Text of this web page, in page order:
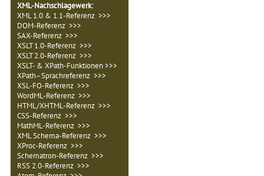
XML-Nachschlagewerk:
XML 1.0 & 1.1-Referenz >>>
DOM-Referenz >>>
SAX-Referenz >>>
XSLT 1.0-Referenz >>>
XSLT 2.0-Referenz >>>
XSLT- & XPath-Funktionen >>>
XPath–Sprachreferenz >>>
XSL-FO-Referenz >>>
WordML-Referenz >>>
HTML/XHTML-Referenz >>>
CSS-Referenz >>>
MathML-Referenz >>>
XML Schema-Referenz >>>
XProc-Referenz >>>
Schematron-Referenz >>>
RSS 2.0-Referenz >>>